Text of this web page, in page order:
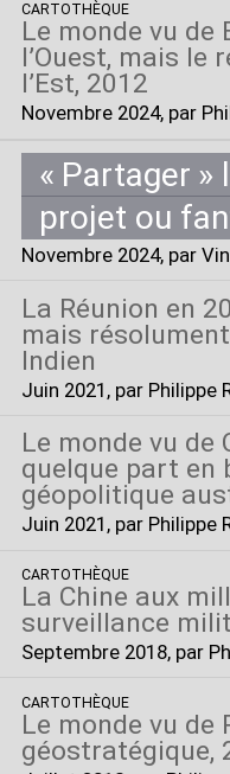
CARTOTHÈQUE
Le monde vu de
l’Ouest, mais le
l’Est, 2012
Novembre 2024, par
« Partager »
projet ou
Novembre 2024, par
La Réunion en
mais
Indien
Juin 2021 , par Philippe
Le monde vu de
quelque part en
géopolitique
Juin 2021 , par Philippe
CARTOTHÈQUE
La Chine aux
surveillance
Septembre 2018, par
CARTOTHÈQUE
Le monde vu de
géostratégique,